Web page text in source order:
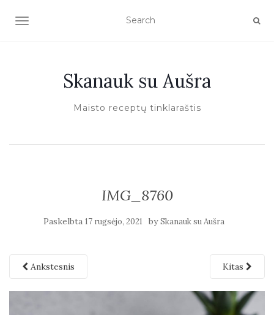
TOGGLE NAVIGATION
Skanauk su Aušra
Maisto receptų tinklaraštis
IMG_8760
Paskelbta 17 rugsėjo, 2021 bySkanauk su Aušra
Ankstesnis Kitas